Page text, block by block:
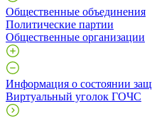
Общественные объединения
Политические партии
Общественные организации
Информация о состоянии
Виртуальный уголок ГОЧС